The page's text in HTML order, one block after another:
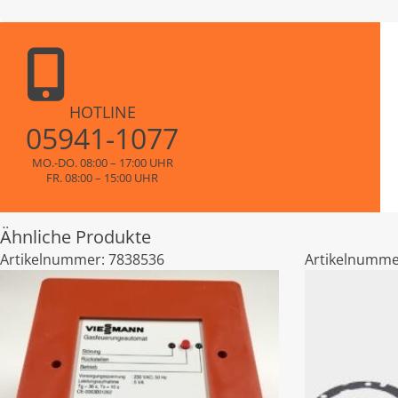
HOTLINE
05941-1077
MO.-DO. 08:00 – 17:00 UHR
FR. 08:00 – 15:00 UHR
Ähnliche Produkte
Artikelnummer: 7838536